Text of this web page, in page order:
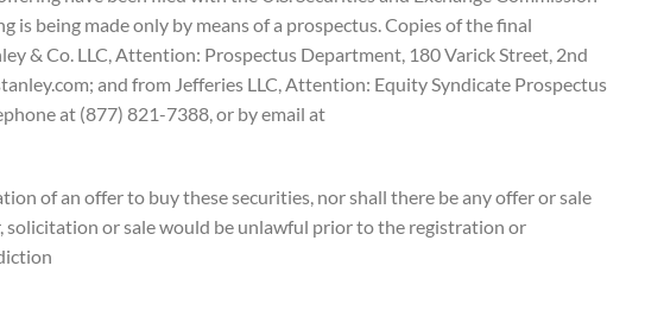
is being made only by means of a prospectus. Copies of the final
& Co. LLC, Attention: Prospectus Department, 180 Varick Street, 2nd
and from Jefferies LLC, Attention: Equity Syndicate Prospectus
at (877) 821-7388, or by email at
of an offer to buy these securities, nor shall there be any offer or sale
or sale would be unlawful prior to the registration or